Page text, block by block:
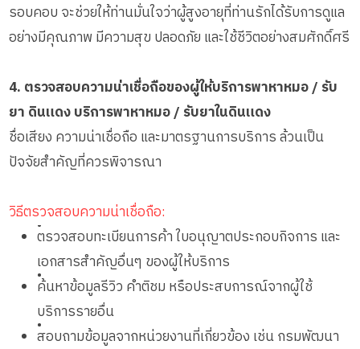
รอบคอบ จะช่วยให้ท่านมั่นใจว่าผู้สูงอายุที่ท่านรักได้รับการดูแล
อย่างมีคุณภาพ มีความสุข ปลอดภัย และใช้ชีวิตอย่างสมศักดิ์ศรี
4. ตรวจสอบความน่าเชื่อถือของผู้ให้บริการพาหาหมอ / รับ
ยา ดินแดง บริการพาหาหมอ / รับยาในดินแดง
ชื่อเสียง ความน่าเชื่อถือ และมาตรฐานการบริการ ล้วนเป็น
ปัจจัยสำคัญที่ควรพิจารณา
วิธีตรวจสอบความน่าเชื่อถือ:
•
ตรวจสอบทะเบียนการค้า ใบอนุญาตประกอบกิจการ และ
เอกสารสำคัญอื่นๆ ของผู้ให้บริการ
•
ค้นหาข้อมูลรีวิว คำติชม หรือประสบการณ์จากผู้ใช้
บริการรายอื่น
•
สอบถามข้อมูลจากหน่วยงานที่เกี่ยวข้อง เช่น กรมพัฒนา